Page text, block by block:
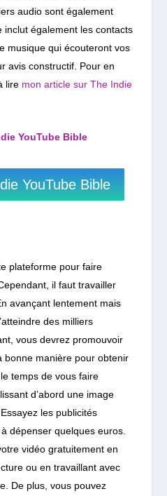
audio sont également
également les contacts
musique qui écouteront vos
avis constructif. Pour en
lire mon article sur The Indie
YouTube Bible
YouTube Bible
plateforme pour faire
il faut travailler
avançant lentement mais
des milliers
vous devrez promouvoir
bonne manière pour obtenir
temps de vous faire
d’abord une image
Essayez les publicités
dépenser quelques euros.
vidéo gratuitement en
ou en travaillant avec
De plus, vous pouvez